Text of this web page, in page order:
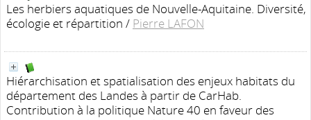
Les herbiers aquatiques de Nouvelle-Aquitaine. Diversité,
écologie et répartition / Pierre LAFON
Hiérarchisation et spatialisation des enjeux habitats du
département des Landes à partir de CarHab.
Contribution à la politique Nature 40 en faveur des